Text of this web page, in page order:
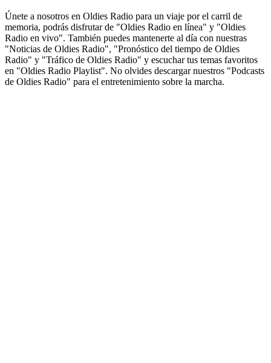
Únete a nosotros en Oldies Radio para un viaje por el carril de
memoria, podrás disfrutar de "Oldies Radio en línea" y "Oldies
Radio en vivo". También puedes mantenerte al día con nuestras
"Noticias de Oldies Radio", "Pronóstico del tiempo de Oldies
Radio" y "Tráfico de Oldies Radio" y escuchar tus temas favoritos
en "Oldies Radio Playlist". No olvides descargar nuestros "Podcasts
de Oldies Radio" para el entretenimiento sobre la marcha.